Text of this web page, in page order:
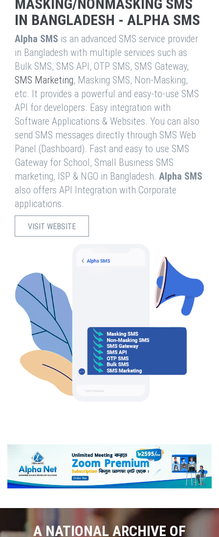
MASKING/NONMASKING SMS
IN BANGLADESH - ALPHA SMS
Alpha SMS is an advanced SMS service provider
in Bangladesh with multiple services such as
Bulk SMS, SMS API, OTP SMS, SMS Gateway,
SMS Marketing, Masking SMS, Non-Masking,
etc. It provides a powerful and easy-to-use SMS
API for developers. Easy integration with
Software Applications & Websites. You can also
send SMS messages directly through SMS Web
Panel (Dashboard). Fast and easy to use SMS
Gateway for School, Small Business SMS
marketing, ISP & NGO in Bangladesh. Alpha SMS
also offers API Integration with Corporate
applications.
VISIT WEBSITE
A NATIONAL ARCHIVE OF